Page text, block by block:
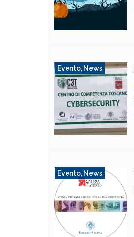
Evento, News
Evento, News